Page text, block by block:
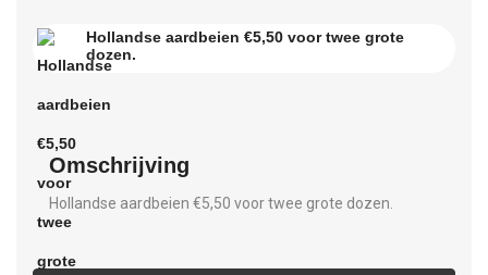
Hollandse aardbeien €5,50 voor twee grote
dozen.
Omschrijving
Hollandse aardbeien €5,50 voor twee grote dozen.